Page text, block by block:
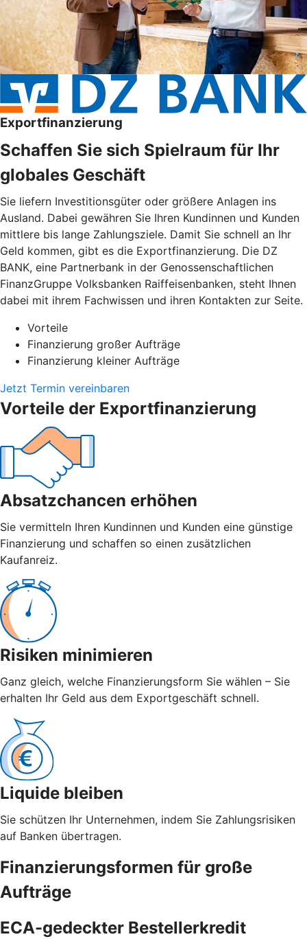
Exportfinanzierung
Schaffen Sie sich Spielraum für Ihr
globales Geschäft
Sie liefern Investitionsgüter oder größere Anlagen ins
Ausland. Dabei gewähren Sie Ihren Kundinnen und Kunden
mittlere bis lange Zahlungsziele. Damit Sie schnell an Ihr
Geld kommen, gibt es die Exportfinanzierung. Die DZ
BANK, eine Partnerbank in der Genossenschaftlichen
FinanzGruppe Volksbanken Raiffeisenbanken, steht Ihnen
dabei mit ihrem Fachwissen und ihren Kontakten zur Seite.
Vorteile
Finanzierung großer Aufträge
Finanzierung kleiner Aufträge
Jetzt Termin vereinbaren
Vorteile der Exportfinanzierung
Absatzchancen erhöhen
Sie vermitteln Ihren Kundinnen und Kunden eine günstige
Finanzierung und schaffen so einen zusätzlichen
Kaufanreiz.
Risiken minimieren
Ganz gleich, welche Finanzierungsform Sie wählen – Sie
erhalten Ihr Geld aus dem Exportgeschäft schnell.
Liquide bleiben
Sie schützen Ihr Unternehmen, indem Sie Zahlungsrisiken
auf Banken übertragen.
Finanzierungsformen für große
Aufträge
ECA-gedeckter Bestellerkredit